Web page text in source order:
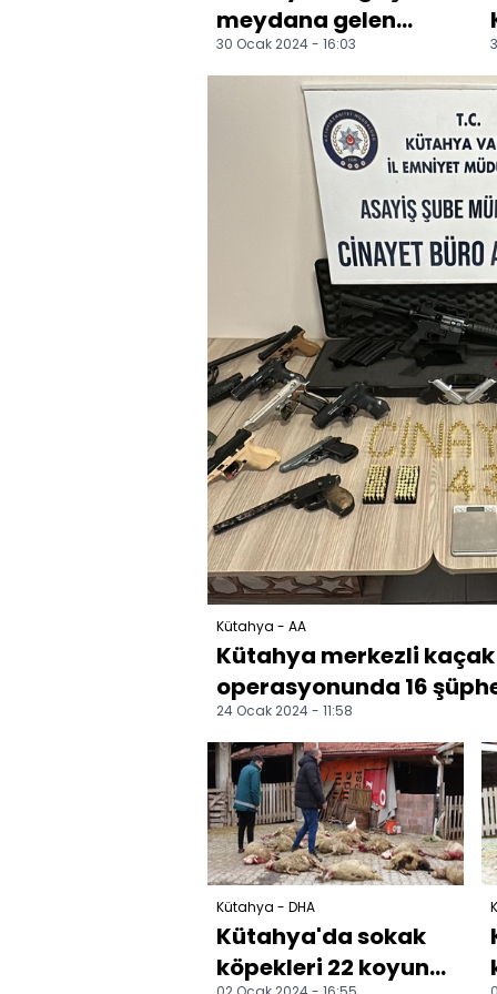
meydana gelen
maden ocağında 1
işçi mahsur kaldı
30 Ocak 2024 - 16:03
Kütahya - AA
Kütahya merkezli
operasyonunda 16
24 Ocak 2024 - 11:58
Kütahya - DHA
Kütahya'da sokak
köpekleri 22 koyunu